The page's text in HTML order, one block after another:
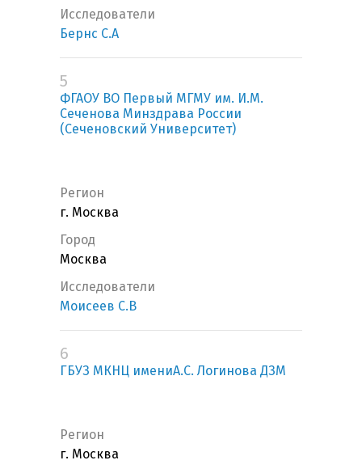
Исследователи
Бернс С.А
5
ФГАОУ ВО Первый МГМУ им. И.М.
Сеченова Минздрава России
(Сеченовский Университет)
Регион
г. Москва
Город
Москва
Исследователи
Моисеев С.В
6
ГБУЗ МКНЦ имениА.С. Логинова ДЗМ
Регион
г. Москва